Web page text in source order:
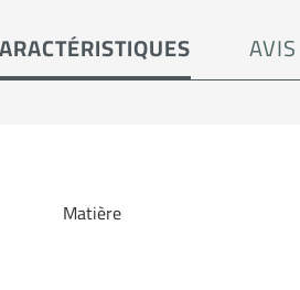
AVIS
Matière